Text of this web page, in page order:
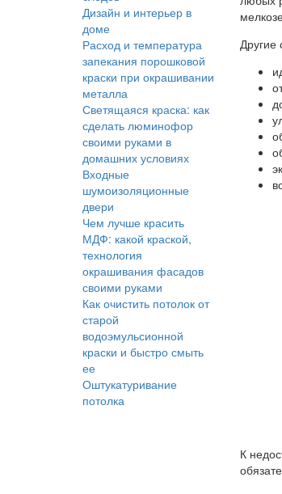
К
Дизайн и интерьер в
доме
Расход и температура
запекания порошковой
краски при окрашивании
металла
Светящаяся краска: как
сделать люминофор
своими руками в
домашних условиях
Входные
шумоизоляционные
двери
Чем лучше красить
МДФ: какой краской,
технология
окрашивания фасадов
своими руками
Как очистить потолок от
старой
водоэмульсионной
краски и быстро смыть
ее
Оштукатуривание
потолка